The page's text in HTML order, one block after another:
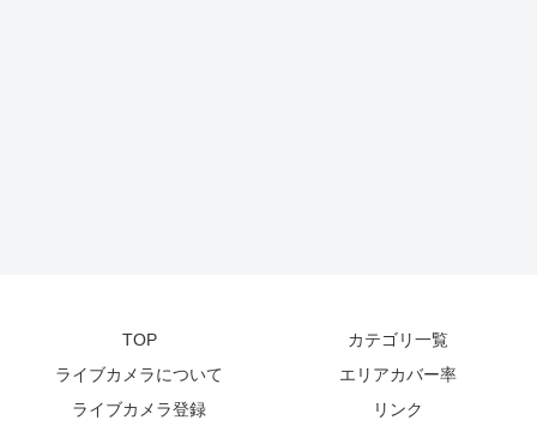
TOP
カテゴリ一覧
ライブカメラについて
エリアカバー率
ライブカメラ登録
リンク